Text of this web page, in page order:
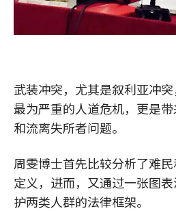
武装冲突，尤其是叙利亚冲
最为严重的人道危机，更是
和流离失所者问题。
周雯博士首先比较分析了难
定义，进而，又通过一张图
护两类人群的法律框架。